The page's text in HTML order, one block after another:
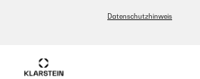
Datenschutzhinweis